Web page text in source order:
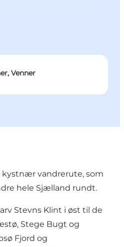
Venner
vandrerute, som
hele Sjælland rundt.
Stevns Klint i øst til de
Stege Bugt og
Fjord og